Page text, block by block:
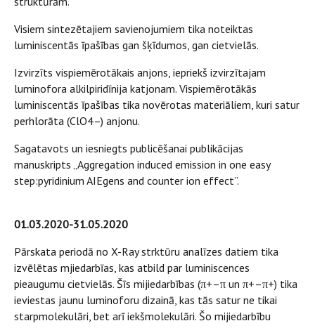
Visiem sintezētajiem savienojumiem tika noteiktas
luminiscentās īpašības gan šķīdumos, gan cietvielās.
Izvirzīts vispiemērotākais anjons, iepriekš izvirzītajam
luminofora alkilpiridīnija katjonam. Vispiemērotākās
luminiscentās īpašības tika novērotas materiāliem, kuri satur
perhlorāta (ClO4–) anjonu.
Sagatavots un iesniegts publicēšanai publikācijas
manuskripts „Aggregation induced emission in one easy
step:pyridinium AIEgens and counter ion effect”.
01.03.2020-31.05.2020
Pārskata periodā no X-Ray strktūru analīzes datiem tika
izvēlētas mjiedarbīas, kas atbild par luminiscences
pieaugumu cietvielās. Šīs mijiedarbības (π+–π un π+–π+) tika
ieviestas jaunu luminoforu dizainā, kas tās satur ne tikai
starpmolekulāri, bet arī iekšmolekulāri. Šo mijiedarbību